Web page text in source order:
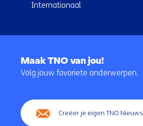
Internationaal
navigatie
Maak TNO van jou!
Volg jouw favoriete onderwerpen.
Creëer je eigen TNO Nieuws